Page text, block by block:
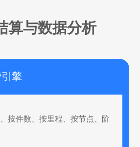
算与数据分析
擎
按件数、按里程、按节点、阶